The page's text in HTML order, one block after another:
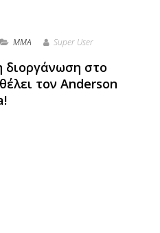
MMA Super User
διοργάνωση στο
τον Anderson